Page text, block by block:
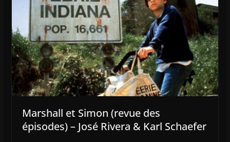
Marshall et Simon (revue des
épisodes) – José Rivera & Karl Schaefer